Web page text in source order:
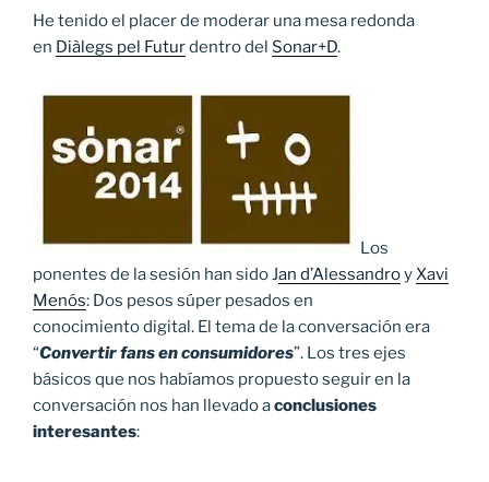
He tenido el placer de moderar una mesa redonda
en Diàlegs pel Futurdentro del Sonar+D.
Los
ponentes de la sesión han sido Jan d’AlessandroyXavi
Menós: Dos pesos súper pesados en
conocimiento digital. El tema de la conversación era
“Convertir fans en consumidores”. Los tres ejes
básicos que nos habíamos propuesto seguir en la
conversación nos han llevado aconclusiones
interesantes: